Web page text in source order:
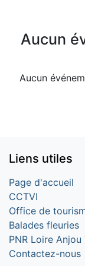
Aucun
Aucun
Liens utiles
Page d'accueil
CCTVI
Office de
Balades fleuries
PNR Loire Anjou
Contactez-nous